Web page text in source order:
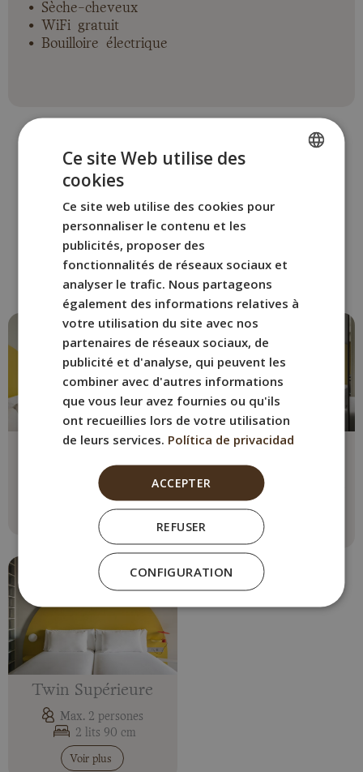
• Sèche-cheveux
• WiFi gratuit
• Bouilloire électrique
AUTRES CHAMBRES
Réservez la chambre de
BYPILLOW Flamant
qui vous convient le mieux.
Chambre Double
Max. 2 persones
1 lit double
Voir plus
Chambre Triple
Max. 3 persones
2 lits simples + Canapé-
Voir plus
Twin Supérieure
Max. 2 persones
2 lits 90 cm
Voir plus
ENGLISH
ITALIAN
Ce site Web utilise des
cookies
Ce site web utilise des cookies pour
personnaliser le contenu et les
publicités, proposer des
fonctionnalités de réseaux sociaux et
analyser le trafic. Nous partageons
également des informations relatives à
votre utilisation du site avec nos
partenaires de réseaux sociaux, de
publicité et d'analyse, qui peuvent les
combiner avec d'autres informations
que vous leur avez fournies ou qu'ils
ont recueillies lors de votre utilisation
de leurs services. Política de privacidad
ACCEPTER
REFUSER
CONFIGURATION